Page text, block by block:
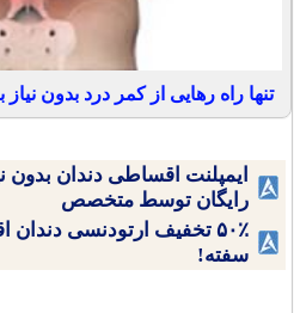
تنها راه رهایی از کمر درد بدون
ایمپلنت اقساطی دندان
رایگان توسط متخصص
۵۰٪ تخفیف ارتودنسی
سفته!